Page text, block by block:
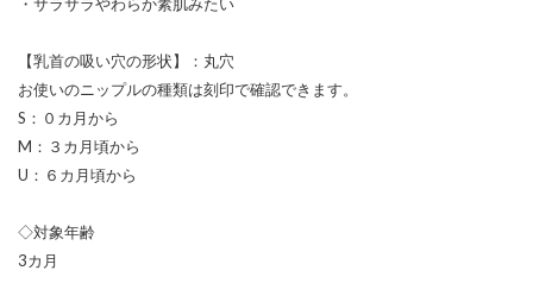
【乳首の吸い穴の形状】：丸穴
お使いのニップルの種類は刻印で確認できます。
S：０カ月から
M：３カ月頃から
U：６カ月頃から
◇対象年齢
3カ月